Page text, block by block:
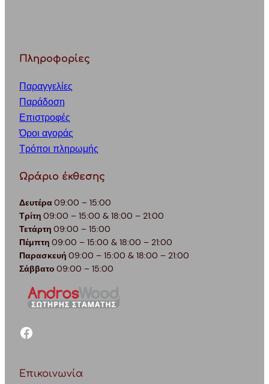
Πληροφορίες
Παραγγελίες
Παράδοση
Επιστροφές
Όροι αγοράς
Τρόποι πληρωμής
Ωράριο έκθεσης
Δευτέρα09:00 – 15:00
Τρίτη 09:00 – 15:00 & 18:00 – 21:00
Τετάρτη 09:00 – 15:00
Πέμπτη 09:00 – 15:00 & 18:00 – 21:00
Παρασκευή 09:00 – 15:00 & 18:00 – 21:00
Σάββατο 09:00 – 15:00
facebook
Επικοινωνία